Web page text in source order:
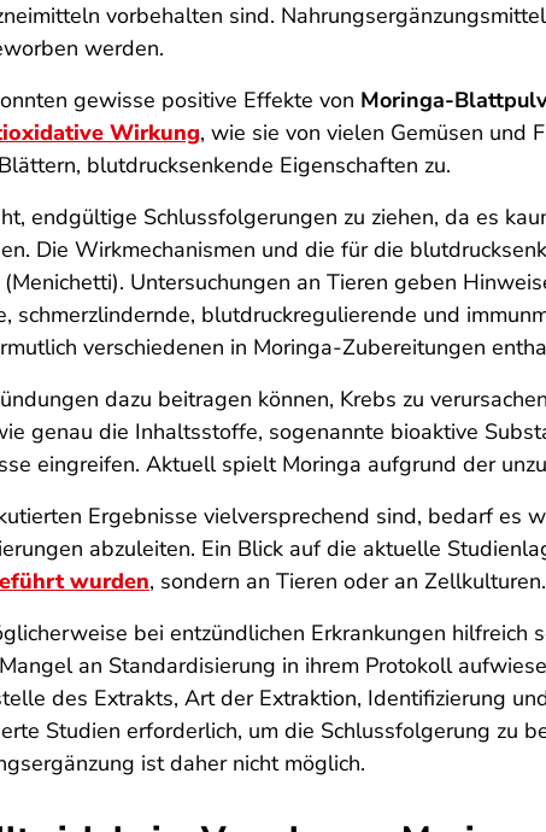
vorbehalten sind.
werden.
gewisse positive Effekte von Moringa-
Wirkung, wie sie von vielen Gemüsen und
blutdrucksenkende Eigenschaften zu.
endgültige Schlussfolgerungen zu ziehen, da es
Die Wirkmechanismen und die für die
Untersuchungen an Tieren geben
schmerzlindernde, blutdruckregulierende und
verschiedenen in Moringa-Zubereitungen
dazu beitragen können, Krebs zu
genau die Inhaltsstoffe, sogenannte bioaktive
eingreifen. Aktuell spielt Moringa aufgrund der
Ergebnisse vielversprechend sind, bedarf es
abzuleiten. Ein Blick auf die aktuelle
wurden, sondern an Tieren oder an Zellkulturen.
bei entzündlichen Erkrankungen
an Standardisierung in ihrem Protokoll
des Extrakts, Art der Extraktion, Identifizierung
Studien erforderlich, um die Schlussfolgerung zu
ist daher nicht möglich.